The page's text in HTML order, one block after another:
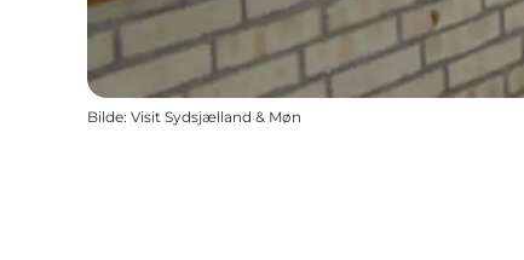
Bilde: Visit Sydsjælland & Møn